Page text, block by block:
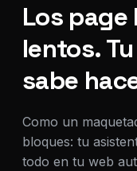
Los
lentos.
sabe
Como un
bloques: tu
todo en tu web